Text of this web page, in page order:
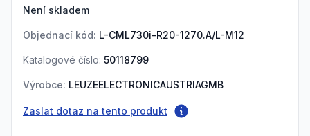
Není skladem
Objednací kód: L-CML730i-R20-1270.A/L-M12
Katalogové číslo: 50118799
Výrobce: LEUZEELECTRONICAUSTRIAGMB
Zaslat dotaz na tento produkt